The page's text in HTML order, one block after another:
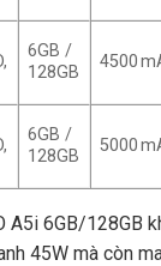
6GB /
128GB
4500
6GB /
128GB
5000
A5i 6GB/128GB
45W mà còn